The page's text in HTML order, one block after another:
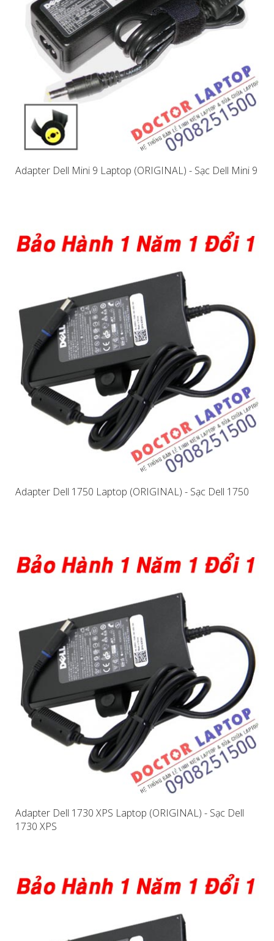
Adapter Dell Mini 9 Laptop (ORIGINAL) - Sạc Dell Mini 9
Adapter Dell 1750 Laptop (ORIGINAL) - Sạc Dell 1750
Adapter Dell 1730 XPS Laptop (ORIGINAL) - Sạc Dell
1730 XPS